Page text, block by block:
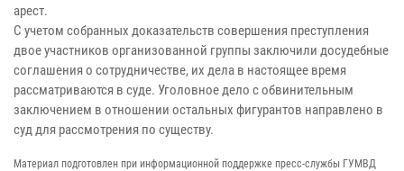
арест.
С учетом собранных доказательств совершения преступления
двое участников организованной группы заключили досудебные
соглашения о сотрудничестве, их дела в настоящее время
рассматриваются в суде. Уголовное дело с обвинительным
заключением в отношении остальных фигурантов направлено в
суд для рассмотрения по существу.
Материал подготовлен при информационной поддержке пресс-службы ГУМВД